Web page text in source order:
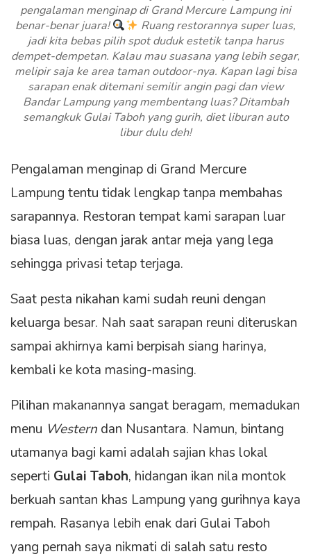
pengalaman menginap di Grand Mercure Lampung ini
benar-benar juara!
Ruang restorannya super luas,
jadi kita bebas pilih spot duduk estetik tanpa harus
dempet-dempetan. Kalau mau suasana yang lebih segar,
melipir saja ke area taman outdoor-nya. Kapan lagi bisa
sarapan enak ditemani semilir angin pagi dan view
Bandar Lampung yang membentang luas? Ditambah
semangkuk Gulai Taboh yang gurih, diet liburan auto
libur dulu deh!
Pengalaman menginap di Grand Mercure
Lampung tentu tidak lengkap tanpa membahas
sarapannya. Restoran tempat kami sarapan luar
biasa luas, dengan jarak antar meja yang lega
sehingga privasi tetap terjaga.
Saat pesta nikahan kami sudah reuni dengan
keluarga besar. Nah saat sarapan reuni diteruskan
sampai akhirnya kami berpisah siang harinya,
kembali ke kota masing-masing.
Pilihan makanannya sangat beragam, memadukan
menu Western dan Nusantara. Namun, bintang
utamanya bagi kami adalah sajian khas lokal
seperti Gulai Taboh, hidangan ikan nila montok
berkuah santan khas Lampung yang gurihnya kaya
rempah. Rasanya lebih enak dari Gulai Taboh
yang pernah saya nikmati di salah satu resto